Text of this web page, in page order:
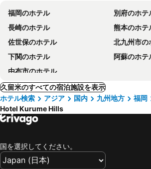
福岡のホテル
別府のホテ
長崎のホテル
熊本のホテ
佐世保のホテル
北九州市の
下関のホテル
阿蘇のホテ
由布市のホテル
久留米のすべての宿泊施設を表示
ホテル検索
アジア 国内 九州地方 福岡
Hotel Kurume Hills
国を選択してください。